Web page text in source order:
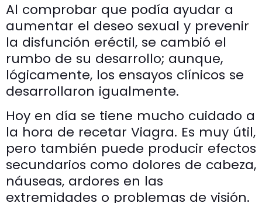
Al comprobar que podía ayudar a
aumentar el deseo sexual y prevenir
la disfunción eréctil, se cambió el
rumbo de su desarrollo; aunque,
lógicamente, los ensayos clínicos se
desarrollaron igualmente.
Hoy en día se tiene mucho cuidado a
la hora de recetar Viagra. Es muy útil,
pero también puede producir efectos
secundarios como dolores de cabeza,
náuseas, ardores en las
extremidades o problemas de visión.